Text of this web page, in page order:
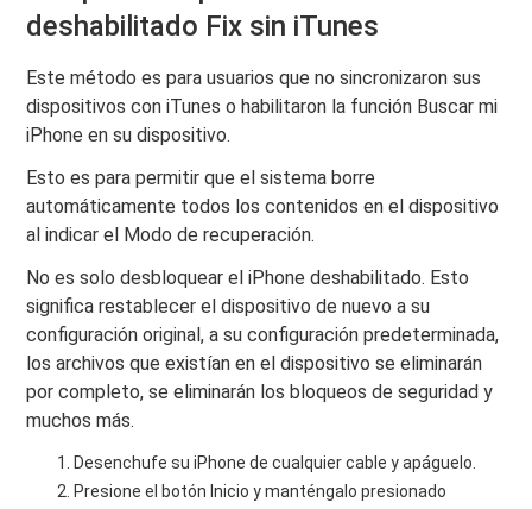
deshabilitado Fix sin iTunes
Este método es para usuarios que no sincronizaron sus
dispositivos con iTunes o habilitaron la función Buscar mi
iPhone en su dispositivo.
Esto es para permitir que el sistema borre
automáticamente todos los contenidos en el dispositivo
al indicar el Modo de recuperación.
No es solo desbloquear el iPhone deshabilitado. Esto
significa restablecer el dispositivo de nuevo a su
configuración original, a su configuración predeterminada,
los archivos que existían en el dispositivo se eliminarán
por completo, se eliminarán los bloqueos de seguridad y
muchos más.
Desenchufe su iPhone de cualquier cable y apáguelo.
Presione el botón Inicio y manténgalo presionado